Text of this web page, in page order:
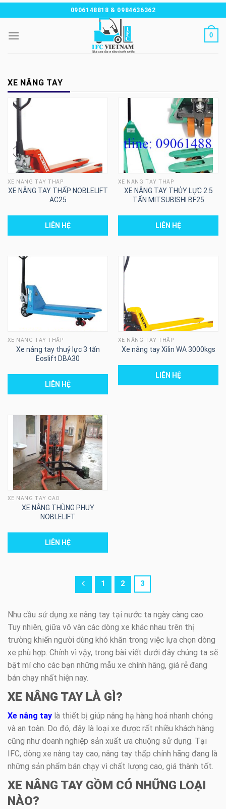
Chuyển
đến
nội
0906148818 & 0984636362
0
XE NÂNG TAY
XE NÂNG TAY THẤP
XE NÂNG TAY THẤP NOBLELIFT
AC25
LIÊN HỆ
XE NÂNG TAY THẤP
XE NÂNG TAY THỦY LỰC 2.5
TẤN MITSUBISHI BF25
LIÊN HỆ
XE NÂNG TAY THẤP
Xe nâng tay thuỷ lực 3 tấn
Eoslift DBA30
LIÊN HỆ
XE NÂNG TAY THẤP
Xe nâng tay Xilin WA 3000kgs
LIÊN HỆ
XE NÂNG TAY CAO
XE NÂNG THÙNG PHUY
NOBLELIFT
LIÊN HỆ
1 2 3
Nhu cầu sử dụng xe nâng tay tại nước ta ngày càng cao.
Tuy nhiên, giữa vô vàn các dòng xe khác nhau trên thị
trường khiến người dùng khó khăn trong việc lựa chọn dòng
xe phù hợp. Chính vì vậy, trong bài viết dưới đây chúng ta sẽ
bật mí cho các bạn những mẫu xe chính hãng, giá rẻ đang
bán chạy nhất hiện nay.
XE NÂNG TAY LÀ GÌ?
Xe nâng tay là thiết bị giúp nâng hạ hàng hoá nhanh chóng
và an toàn. Do đó, đây là loại xe được rất nhiều khách hàng
cũng như doanh nghiệp sản xuất ưa chuộng sử dụng. Tại
IFC, dòng xe nâng tay cao, nâng tay thấp chính hãng đang là
những sản phẩm bán chạy vì chất lượng cao, giá thành tốt.
XE NÂNG TAY GỒM CÓ NHỮNG LOẠI
NÀO?